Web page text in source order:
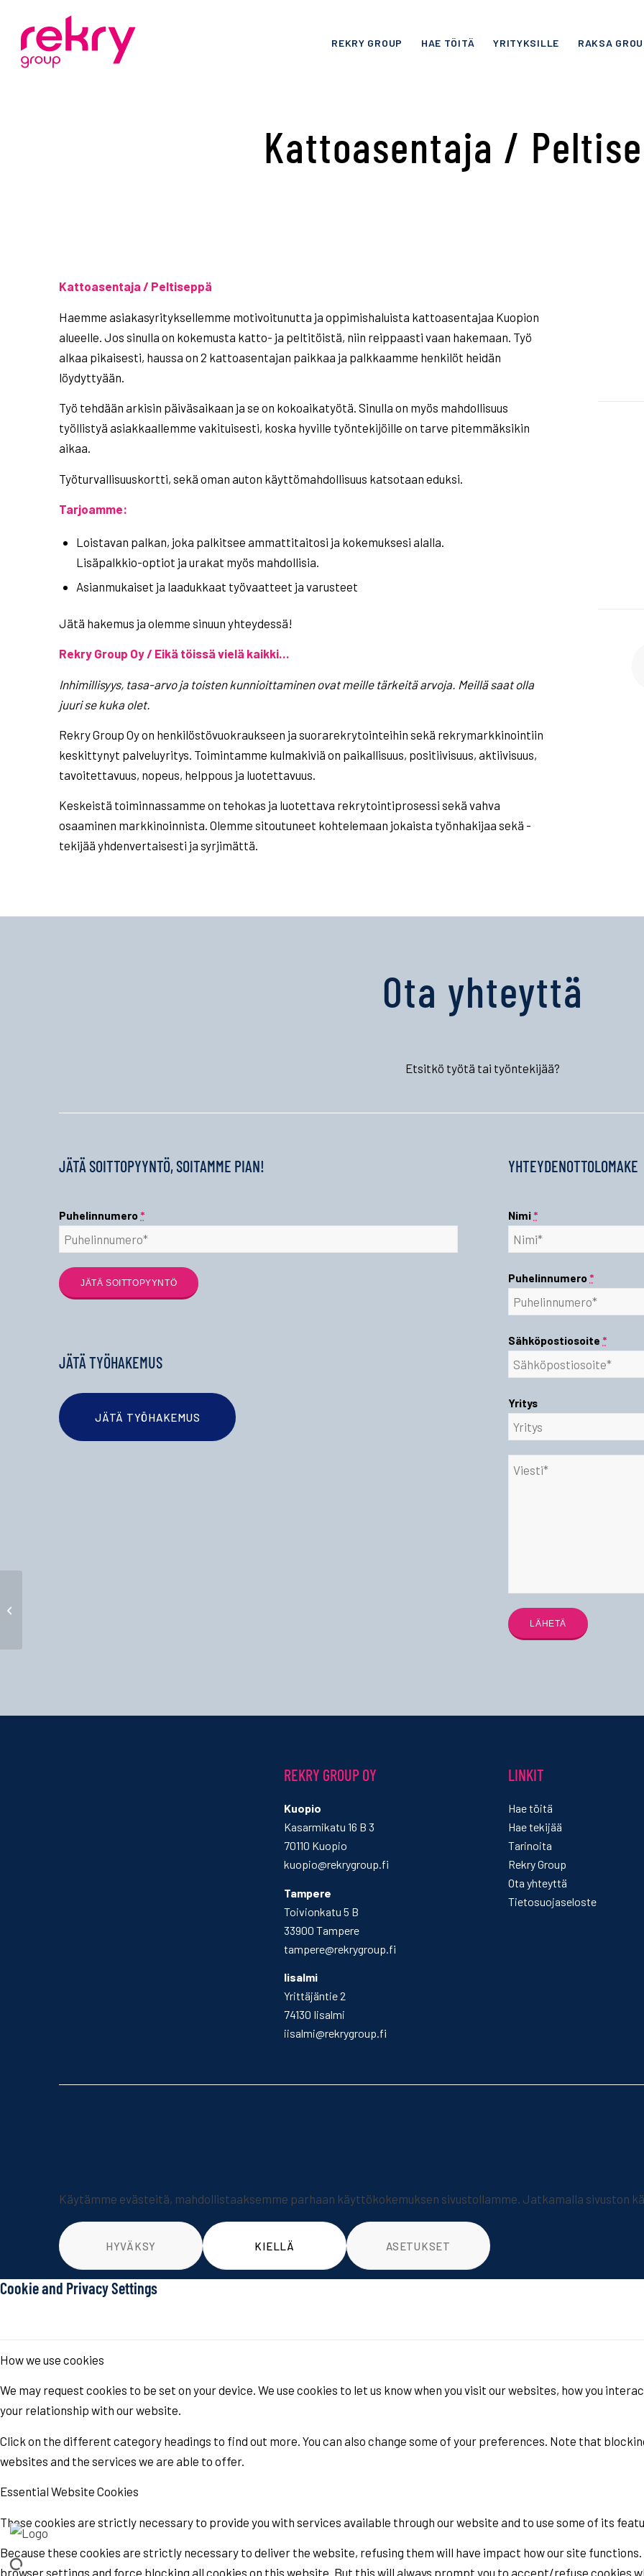
REKRY GROUP HAE TÖITÄ YRITYKSILLE RAKSA
Kattoasentaja /
Kattoasentaja / Peltiseppä
Haemme asiakasyrityksellemme motivoitunutta ja oppimishaluista kattoasentajaa Kuopion
alueelle. Jos sinulla on kokemusta katto- ja peltitöistä, niin reippaasti vaan hakemaan. Työ
alkaa pikaisesti, haussa on 2 kattoasentajan paikkaa ja palkkaamme henkilöt heidän
löydyttyään.
Työ tehdään arkisin päiväsaikaan ja se on kokoaikatyötä. Sinulla on myös mahdollisuus
työllistyä asiakkaallemme vakituisesti, koska hyville työntekijöille on tarve pitemmäksikin
aikaa.
Työturvallisuuskortti, sekä oman auton käyttömahdollisuus katsotaan eduksi.
Tarjoamme:
Loistavan palkan, joka palkitsee ammattitaitosi ja kokemuksesi alalla.
Lisäpalkkio-optiot ja urakat myös mahdollisia.
Asianmukaiset ja laadukkaat työvaatteet ja varusteet
Jätä hakemus ja olemme sinuun yhteydessä!
Rekry Group Oy / Eikä töissä vielä kaikki…
Inhimillisyys, tasa-arvo ja toisten kunnioittaminen ovat meille tärkeitä arvoja. Meillä saat olla
juuri se kuka olet.
Rekry Group Oy on henkilöstövuokraukseen ja suorarekrytointeihin sekä rekrymarkkinointiin
keskittynyt palveluyritys. Toimintamme kulmakiviä on paikallisuus, positiivisuus, aktiivisuus,
tavoitettavuus, nopeus, helppous ja luotettavuus.
Keskeistä toiminnassamme on tehokas ja luotettava rekrytointiprosessi sekä vahva
osaaminen markkinoinnista. Olemme sitoutuneet kohtelemaan jokaista työnhakijaa sekä -
tekijää yhdenvertaisesti ja syrjimättä.
Ota yhteyttä
Etsitkö työtä tai työntekijää?
JÄTÄ SOITTOPYYNTÖ, SOITAMME PIAN!
Puhelinnumero*
JÄTÄ TYÖHAKEMUS
JÄTÄ TYÖHAKEMUS
YHTEYDENOTTOLOMAKE
Nimi*
Puhelinnumero*
Sähköpostiosoite*
Yritys
REKRY GROUP OY
Kuopio
Kasarmikatu 16 B 3
70110 Kuopio
kuopio@rekrygroup.fi
Tampere
Toivionkatu 5 B
33900 Tampere
tampere@rekrygroup.fi
Iisalmi
Yrittäjäntie 2
74130 Iisalmi
iisalmi@rekrygroup.fi
LINKIT
Hae töitä
Hae tekijää
Tarinoita
Rekry Group
Ota yhteyttä
Tietosuojaseloste
Käytämme evästeitä, mahdollistaaksemme parhaan käyttökokemuksen sivustollamme. Jatkamalla sivuston
HYVÄKSY KIELLÄ ASETUKSET
Cookie and Privacy Settings
How we use cookies
We may request cookies to be set on your device. We use cookies to let us know when you visit our websites, how you
your relationship with our website.
Click on the different category headings to find out more. You can also change some of your preferences. Note that
websites and the services we are able to offer.
Essential Website Cookies
These cookies are strictly necessary to provide you with services available through our website and to use some of its
Because these cookies are strictly necessary to deliver the website, refusing them will have impact how our site functions.
browser settings and force blocking all cookies on this website. But this will always prompt you to accept/refuse cookies